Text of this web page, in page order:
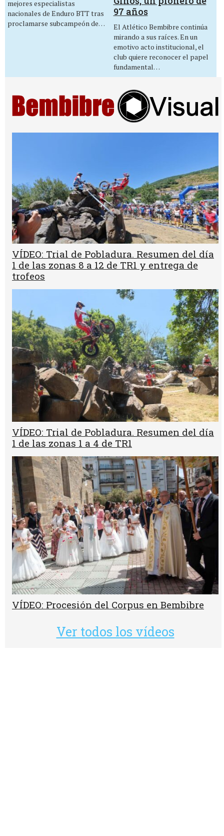
mejores especialistas
nacionales de Enduro BTT tras
proclamarse subcampeón de…
97 años
El Atlético Bembibre continúa
mirando a sus raíces. En un
emotivo acto institucional, el
club quiere reconocer el papel
fundamental…
VÍDEO: Trial de Pobladura. Resumen del día
1 de las zonas 8 a 12 de TR1 y entrega de
trofeos
VÍDEO: Trial de Pobladura. Resumen del día
1 de las zonas 1 a 4 de TR1
VÍDEO: Procesión del Corpus en Bembibre
Ver todos los vídeos